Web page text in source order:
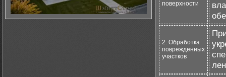
поверхности
2. Обработка
поврежденных
участков